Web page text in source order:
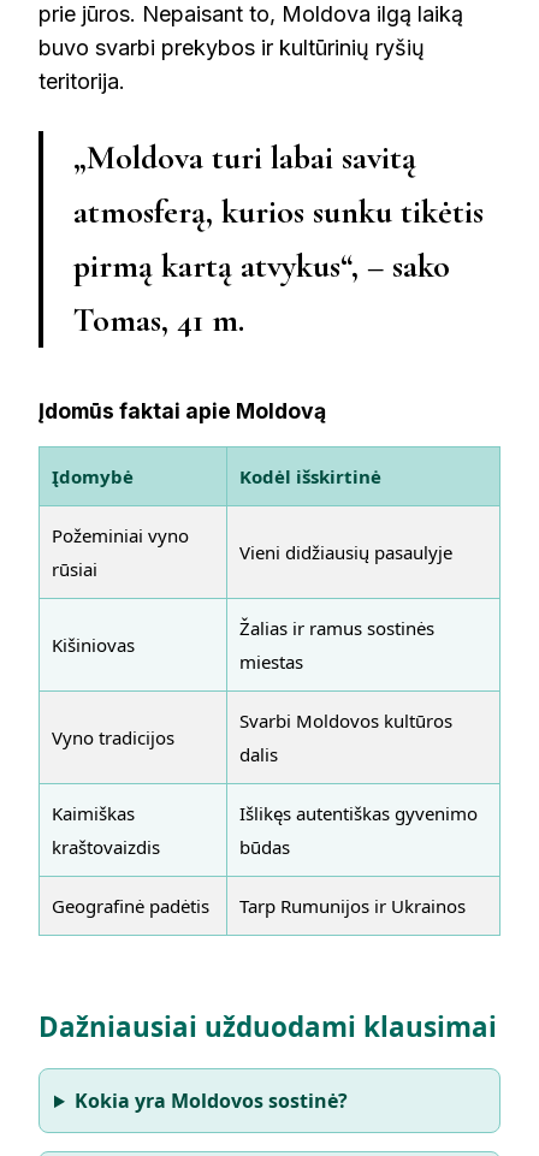
prie jūros. Nepaisant to, Moldova ilgą laiką
buvo svarbi prekybos ir kultūrinių ryšių
teritorija.
„Moldova turi labai savitą
atmosferą, kurios sunku tikėtis
pirmą kartą atvykus“, – sako
Tomas, 41 m.
Įdomūs faktai apie Moldovą
Įdomybė Kodėl išskirtinė
Požeminiai vyno
rūsiai
Vieni didžiausių pasaulyje
Kišiniovas
Žalias ir ramus sostinės
miestas
Vyno tradicijos
Svarbi Moldovos kultūros
dalis
Kaimiškas
kraštovaizdis
Išlikęs autentiškas gyvenimo
būdas
Geografinė padėtis Tarp Rumunijos ir Ukrainos
Dažniausiai užduodami klausimai
Kokia yra Moldovos sostinė?